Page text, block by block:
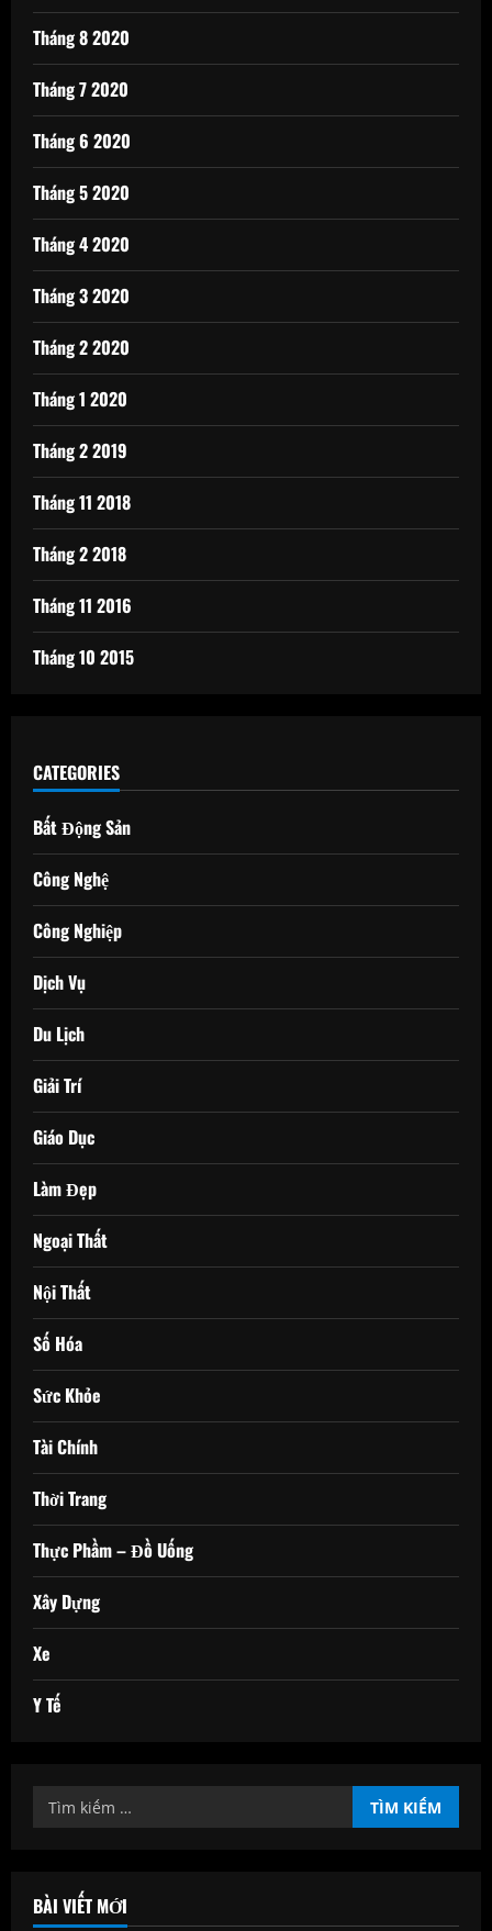
Tháng 8 2020
Tháng 7 2020
Tháng 6 2020
Tháng 5 2020
Tháng 4 2020
Tháng 3 2020
Tháng 2 2020
Tháng 1 2020
Tháng 2 2019
Tháng 11 2018
Tháng 2 2018
Tháng 11 2016
Tháng 10 2015
CATEGORIES
Bất Động Sản
Công Nghệ
Công Nghiệp
Dịch Vụ
Du Lịch
Giải Trí
Giáo Dục
Làm Đẹp
Ngoại Thất
Nội Thất
Số Hóa
Sức Khỏe
Tài Chính
Thời Trang
Thực Phầm – Đồ Uống
Xây Dựng
Xe
Y Tế
Tìm
kiếm
BÀI VIẾT MỚI